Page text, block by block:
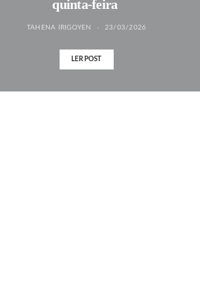
quinta-feira
TAHENA IRIGOYEN 23/03/2026
LER POST